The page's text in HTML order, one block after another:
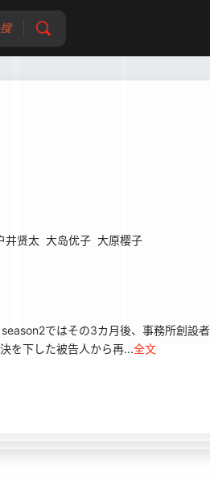
井贤太 大岛优子 大原樱子
ではその3カ月後、事務所創設者
を下した被告人から再...全文